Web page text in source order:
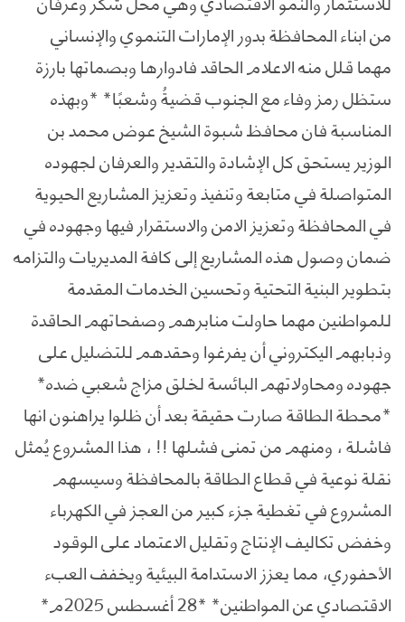
من ابناء المحافظة بدور الإمارات التنموي والإنساني
مهما قلل منه الاعلام الحاقد فادوارها وبصماتها بارزة
ستظل رمز وفاء مع الجنوب قضيةُ وشعبًا* *وبهذه
المناسبة فان محافظ شبوة الشيخ عوض محمد بن
الوزير يستحق كل الإشادة والتقدير والعرفان لجهوده
المتواصلة في متابعة وتنفيذ وتعزيز المشاريع الحيوية
في المحافظة وتعزيز الامن والاستقرار فيها وجهوده في
ضمان وصول هذه المشاريع إلى كافة المديريات والتزامه
بتطوير البنية التحتية وتحسين الخدمات المقدمة
للمواطنين مهما حاولت منابرهم وصفحاتهم الحاقدة
وذبابهم اليكتروني أن يفرغوا وحقدهم للتضليل على
جهوده ومحاولاتهم البائسة لخلق مزاج شعبي ضده*
*محطة الطاقة صارت حقيقة بعد أن ظلوا يراهنون انها
فاشلة ، ومنهم من تمنى فشلها !! ، هذا المشروع يُمثل
نقلة نوعية في قطاع الطاقة بالمحافظة وسيسهم
المشروع في تغطية جزء كبير من العجز في الكهرباء
وخفض تكاليف الإنتاج وتقليل الاعتماد على الوقود
الأحفوري، مما يعزز الاستدامة البيئية ويخفف العبء
الاقتصادي عن المواطنين* *28 أغسطس 2025م*